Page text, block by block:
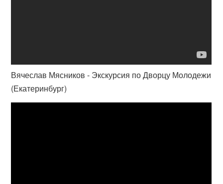
Вячеслав Мясников - Экскурсия по Дворцу Молодежи
(Екатеринбург)